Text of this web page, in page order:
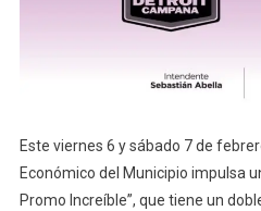
Este viernes 6 y sábado 7 de
Económico del Municipio impulsa
Promo Increíble”, que tiene un